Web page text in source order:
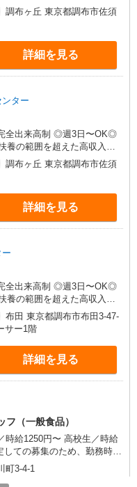
/月10万円（最長12か月
-13時の場合 月10万円〜
月15万円〜 ◆ノルマ・買取
り 収入保障期間：12か月
調布ヶ丘 東京都調布市佐須
詳細を見る
ター
全出来高制 ◎週3日〜OK◎
養の範囲を超えた高収入も
/月10万円（最長12か月
-13時の場合 月10万円〜
月15万円〜 ◆ノルマ・買取
り 収入保障期間：12か月
調布ヶ丘 東京都調布市佐須
詳細を見る
全出来高制 ◎週3日〜OK◎
養の範囲を超えた高収入も
/月10万円（最長12か月
-13時の場合 月10万円〜
月15万円〜 ◆ノルマ・買取
り 収入保障期間：12か月
布田 東京都調布市布田3-47-
サー1階
詳細を見る
（一般食品）
時給1250円〜 高校生／時給
認ください
町3-4-1